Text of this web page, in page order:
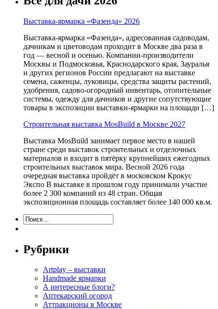
Выставка-ярмарка «Фазенда» 2026
Выставка-ярмарка «Фазенда», адресованная садоводам,
дачникам и цветоводам проходит в Москве два раза в
год — весной и осенью. Компании-производители
Москвы и Подмосковья, Краснодарского края, Зауралья
и других регионов России предлагают на выставке
семена, саженцы, луковицы, средства защиты растений,
удобрения, садово-огородный инвентарь, отопительные
системы, одежду для дачников и другие сопутствующие
товары в экспозиции выставки-ярмарки на площади […]
Строительная выставка MosBuild в Москве 2027
Выставка MosBuild занимает первое место в нашей
стране среди выставок строительных и отделочных
материалов и входит в пятёрку крупнейших ежегодных
строительных выставок мира. Весной 2026 года
очередная выставка пройдёт в московском Крокус
Экспо В выставке в прошлом году принимали участие
более 2 300 компаний из 48 стран. Общая
экспозиционная площадь составляет более 140 000 кв.м.
Рубрики
Artplay – выставки
Handmade ярмарки
А интересные блоги?
Аптекарский огород
Аттракционы в Москве